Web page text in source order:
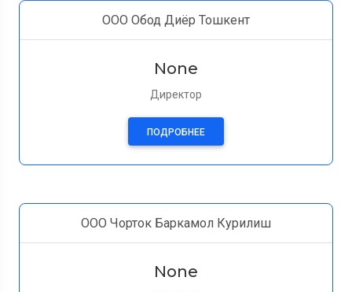
ООО Обод Диёр Тошкент
None
Директор
ПОДРОБНЕЕ
ООО Чорток Баркамол Курилиш
None